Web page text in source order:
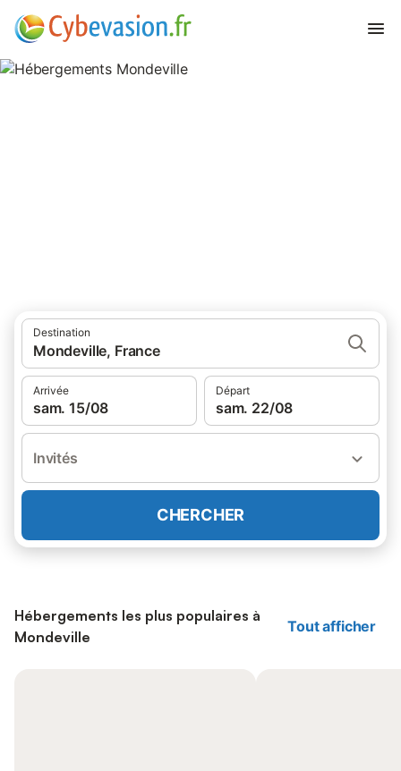
Destination
Mondeville, France
Arrivée
sam. 15/08
Départ
sam. 22/08
Invités
CHERCHER
Hébergements les plus populaires à
Mondeville
Tout afficher